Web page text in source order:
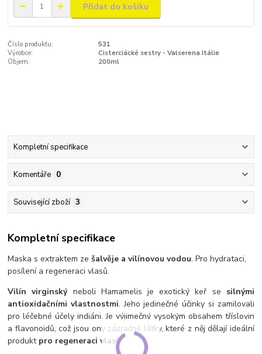
Přidat do košíku
Číslo produktu:
531
Výrobce:
Cisterciácké sestry - Valserena Itálie
Objem:
200ml
Kompletní specifikace
Komentáře 0
Související zboží 3
Kompletní specifikace
Maska s extraktem zešalvěje a vilínovou vodou. Pro hydrataci,
posílení a regeneraci vlasů.
Vilín virginskýneboli Hamamelis je exotický keř se silnými
antioxidačními vlastnostmi. Jeho jedinečné účinky si zamilovali
pro léčebné účely indiáni. Je výjimečný vysokým obsahem tříslovin
a flavonoidů, což jsou ony zázračné látky, které z něj dělají ideální
produkt pro regeneraci vlasů.